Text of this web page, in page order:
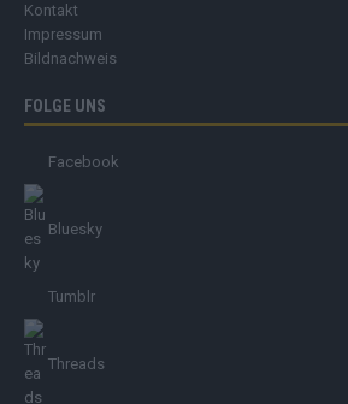
Kontakt
Impressum
Bildnachweis
FOLGE UNS
Facebook
Bluesky
Tumblr
Threads